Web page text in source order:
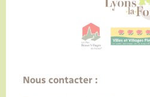
Nous contacter :